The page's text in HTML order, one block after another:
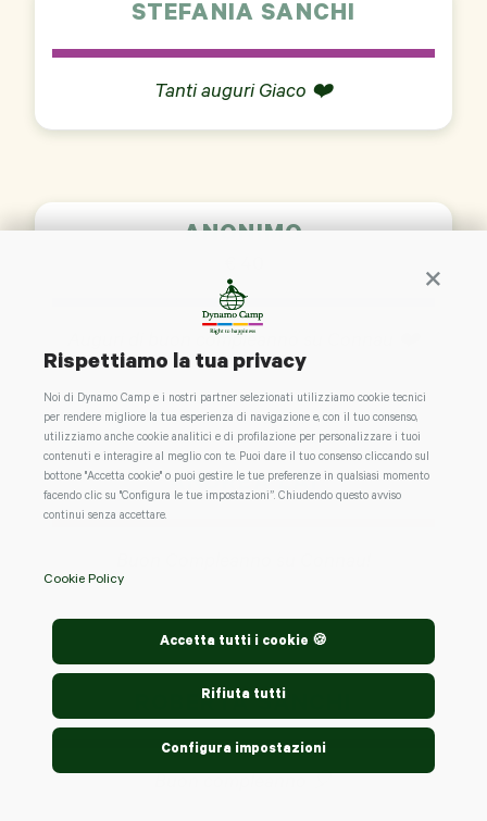
Rispettiamo la tua privacy
Noi di Dynamo Camp e i nostri partner selezionati utilizziamo cookie tecnici
per rendere migliore la tua esperienza di navigazione e, con il tuo consenso,
utilizziamo anche cookie analitici e di profilazione per personalizzare i tuoi
contenuti e interagire al meglio con te. Puoi dare il tuo consenso cliccando sul
bottone "Accetta cookie" o puoi gestire le tue preferenze in qualsiasi momento
facendo clic su "Configura le tue impostazioni”. Chiudendo questo avviso
continui senza accettare.
Cookie Policy
Accetta tutti i cookie 🍪
Rifiuta tutti
Configura impostazioni
STEFANIA SANCHI
Tanti auguri Giaco ❤️
ANONIMO
Auguri di buon compleanno su Connau ❤️
ANDREA LAI
ROBERTA SANCHI